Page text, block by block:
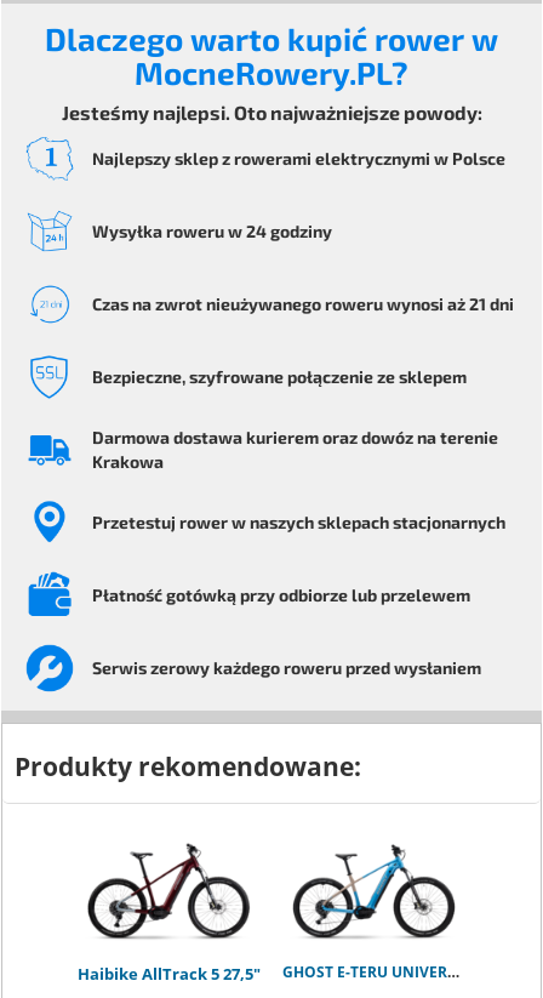
Dlaczego warto kupić rower w
MocneRowery.PL?
Jesteśmy najlepsi. Oto najważniejsze powody:
Najlepszy sklep z rowerami elektrycznymi w Polsce
Wysyłkaroweruw 24 godziny
Czas na zwrotnieużywanego roweruwynosi aż 21 dni
Bezpieczne, szyfrowanepołączenie ze sklepem
Darmowa dostawa kurieremoraz dowóz na terenie
Krakowa
Przetestuj rowerw naszych sklepach stacjonarnych
Płatność gotówką przy odbiorzelub przelewem
Serwiszerowy każdegoroweru przed wysłaniem
Produkty rekomendowane:
Haibike AllTrack 5 27,5" GHOST E-TERU UNIVERSAL atlantic blue L